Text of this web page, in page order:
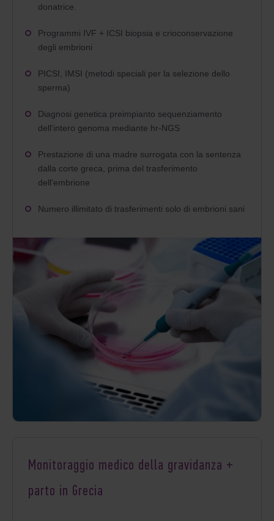
donatrice.
Programmi IVF + ICSI biopsia e crioconservazione
degli embrioni
PICSI, IMSI (metodi speciali per la selezione dello
sperma)
Diagnosi genetica preimpianto sequenziamento
dell'intero genoma mediante hr-NGS
Prestazione di una madre surrogata con la sentenza
dalla corte greca, prima del trasferimento
dell'embrione
Numero illimitato di trasferimenti solo di embrioni sani
Monitoraggio medico della gravidanza +
parto in Grecia